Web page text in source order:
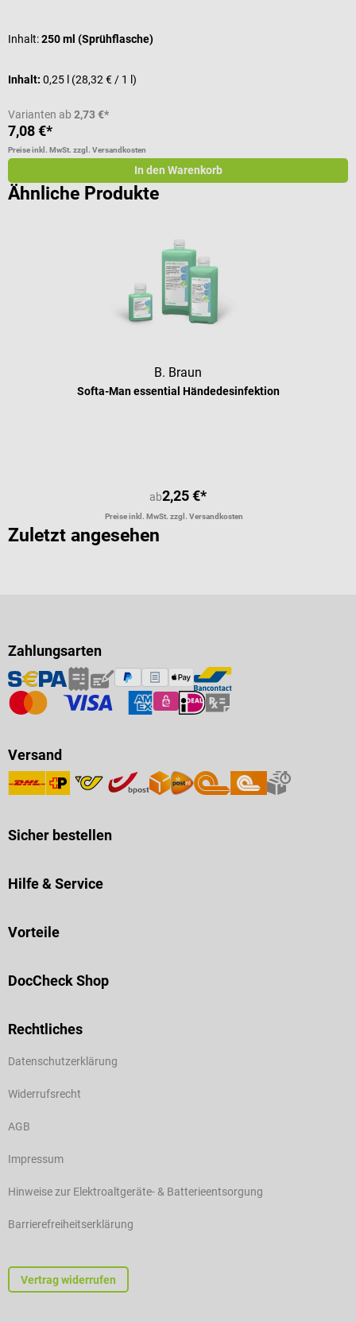
Inhalt:250 ml (Sprühflasche)
Inhalt: 0,25 l (28,32 € / 1 l)
Varianten ab 2,73 €*
7,08 €*
Preise inkl. MwSt. zzgl. Versandkosten
In den Warenkorb
Ähnliche Produkte
B. Braun
Softa-Man essential Händedesinfektion
ab2,25 €*
Preise inkl. MwSt. zzgl. Versandkosten
Zuletzt angesehen
Zahlungsarten
Versand
Sicher bestellen
Hilfe & Service
Vorteile
DocCheck Shop
Rechtliches
Datenschutzerklärung
Widerrufsrecht
AGB
Impressum
Hinweise zur Elektroaltgeräte- & Batterieentsorgung
Barrierefreiheitserklärung
Vertrag widerrufen